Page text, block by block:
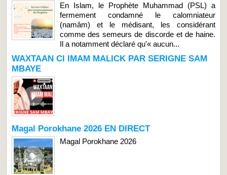
En Islam, le Prophète Muhammad (PSL) a
fermement condamné le calomniateur
(namâm) et le médisant, les considérant
comme des semeurs de discorde et de haine.
Il a notamment déclaré qu'« aucun...
WAXTAAN CI IMAM MALICK PAR SERIGNE SAM
MBAYE
Magal Porokhane 2026 EN DIRECT
Magal Porokhane 2026